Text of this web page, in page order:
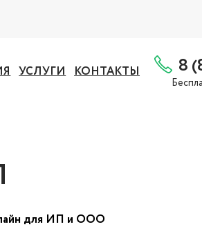
УСЛУГИ КОНТАКТЫ 8
для ИП и ООО